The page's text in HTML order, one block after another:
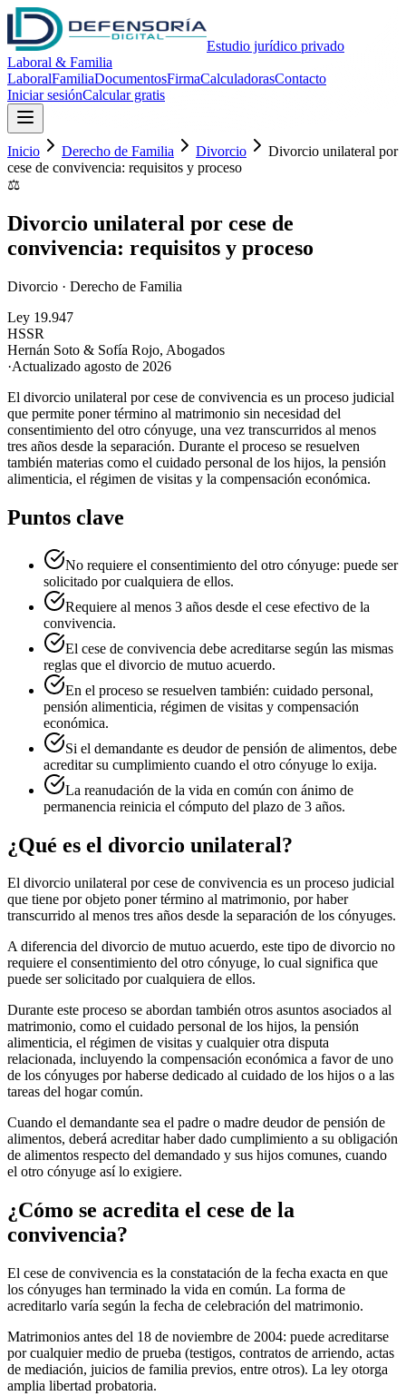
Estudio jurídico privado
Laboral & Familia
LaboralFamiliaDocumentosFirmaCalculadorasContacto
Iniciar sesiónCalcular gratis
Inicio Derecho de Familia Divorcio
Divorcio unilateral por
cese de convivencia: requisitos y proceso
⚖️
Divorcio unilateral por cese de
convivencia: requisitos y proceso
Divorcio · Derecho de Familia
Ley 19.947
HSSR
Hernán Soto & Sofía Rojo, Abogados
·Actualizado agosto de 2026
El divorcio unilateral por cese de convivencia es un proceso judicial
que permite poner término al matrimonio sin necesidad del
consentimiento del otro cónyuge, una vez transcurridos al menos
tres años desde la separación. Durante el proceso se resuelven
también materias como el cuidado personal de los hijos, la pensión
alimenticia, el régimen de visitas y la compensación económica.
Puntos clave
No requiere el consentimiento del otro cónyuge: puede ser
solicitado por cualquiera de ellos.
Requiere al menos 3 años desde el cese efectivo de la
convivencia.
El cese de convivencia debe acreditarse según las mismas
reglas que el divorcio de mutuo acuerdo.
En el proceso se resuelven también: cuidado personal,
pensión alimenticia, régimen de visitas y compensación
económica.
Si el demandante es deudor de pensión de alimentos, debe
acreditar su cumplimiento cuando el otro cónyuge lo exija.
La reanudación de la vida en común con ánimo de
permanencia reinicia el cómputo del plazo de 3 años.
¿Qué es el divorcio unilateral?
El divorcio unilateral por cese de convivencia es un proceso judicial
que tiene por objeto poner término al matrimonio, por haber
transcurrido al menos tres años desde la separación de los cónyuges.
A diferencia del divorcio de mutuo acuerdo, este tipo de divorcio no
requiere el consentimiento del otro cónyuge, lo cual significa que
puede ser solicitado por cualquiera de ellos.
Durante este proceso se abordan también otros asuntos asociados al
matrimonio, como el cuidado personal de los hijos, la pensión
alimenticia, el régimen de visitas y cualquier otra disputa
relacionada, incluyendo la compensación económica a favor de uno
de los cónyuges por haberse dedicado al cuidado de los hijos o a las
tareas del hogar común.
Cuando el demandante sea el padre o madre deudor de pensión de
alimentos, deberá acreditar haber dado cumplimiento a su obligación
de alimentos respecto del demandado y sus hijos comunes, cuando
el otro cónyuge así lo exigiere.
¿Cómo se acredita el cese de la
convivencia?
El cese de convivencia es la constatación de la fecha exacta en que
los cónyuges han terminado la vida en común. La forma de
acreditarlo varía según la fecha de celebración del matrimonio.
Matrimonios antes del 18 de noviembre de 2004: puede acreditarse
por cualquier medio de prueba (testigos, contratos de arriendo, actas
de mediación, juicios de familia previos, entre otros). La ley otorga
amplia libertad probatoria.